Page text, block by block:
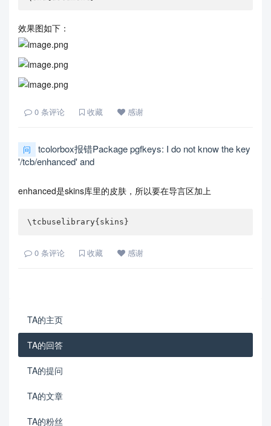
效果图如下：
0 条评论 收藏 感谢
问
tcolorbox报错Package pgfkeys: I do not know the key
'/tcb/enhanced' and
enhanced是skins库里的皮肤，所以要在导言区加上
\tcbuselibrary{skins}
0 条评论 收藏 感谢
TA的主页
TA的回答
TA的提问
TA的文章
TA的粉丝